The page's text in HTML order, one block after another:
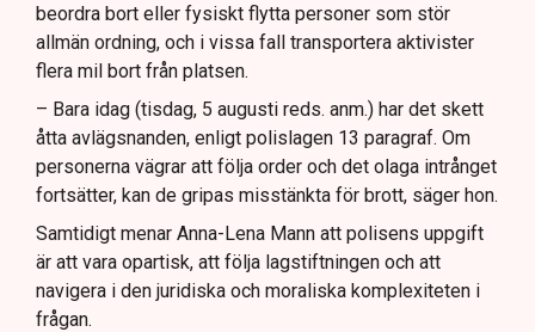
beordra bort eller fysiskt flytta personer som stör
allmän ordning, och i vissa fall transportera aktivister
flera mil bort från platsen.
– Bara idag (tisdag, 5 augusti reds. anm.) har det skett
åtta avlägsnanden, enligt polislagen 13 paragraf. Om
personerna vägrar att följa order och det olaga intrånget
fortsätter, kan de gripas misstänkta för brott, säger hon.
Samtidigt menar Anna-Lena Mann att polisens uppgift
är att vara opartisk, att följa lagstiftningen och att
navigera i den juridiska och moraliska komplexiteten i
frågan.